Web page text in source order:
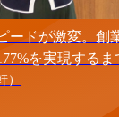
ードが激変。創
を実現するま
）